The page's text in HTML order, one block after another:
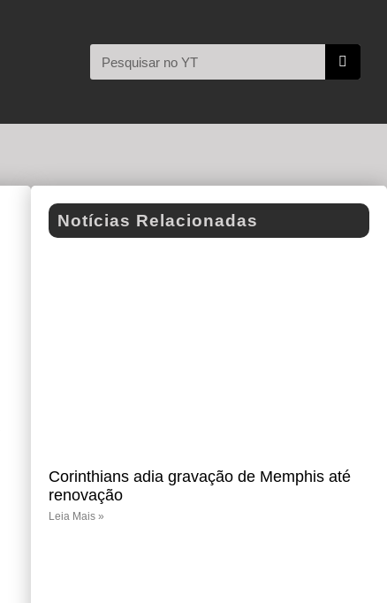
Notícias Relacionadas
Corinthians adia gravação de Memphis até
renovação
Leia Mais »